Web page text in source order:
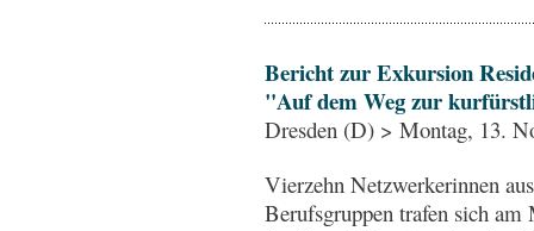
Bericht zur Exkursion
"Auf dem Weg zur
Dresden (D) > Montag, 13.
Vierzehn Netzwerkerinnen
Berufsgruppen trafen sich